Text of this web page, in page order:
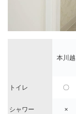
本川越
トイレ 〇
シャワー ×